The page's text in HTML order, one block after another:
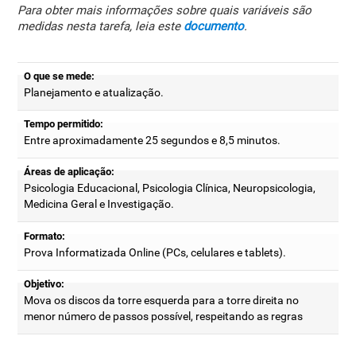
Para obter mais informações sobre quais variáveis são
medidas nesta tarefa, leia este documento.
O que se mede:
Planejamento e atualização.
Tempo permitido:
Entre aproximadamente 25 segundos e 8,5 minutos.
Áreas de aplicação:
Psicologia Educacional, Psicologia Clínica, Neuropsicologia,
Medicina Geral e Investigação.
Formato:
Prova Informatizada Online (PCs, celulares e tablets).
Objetivo:
Mova os discos da torre esquerda para a torre direita no
menor número de passos possível, respeitando as regras